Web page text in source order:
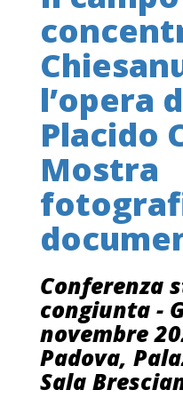
l’opera
Placido
Mostra
Conferenza
congiunta -
novembre
Padova,
Sala